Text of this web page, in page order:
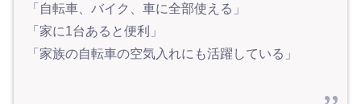
「自転車、バイク、車に全部使える」
「家に1台あると便利」
「家族の自転車の空気入れにも活躍している」